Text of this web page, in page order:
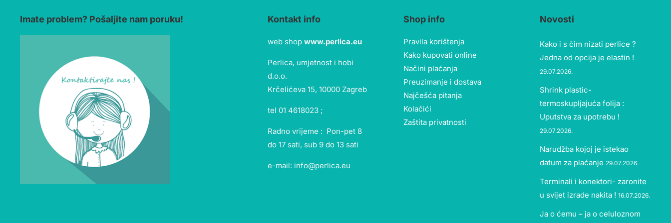
Imate problem? Pošaljite nam poruku! Kontakt info
web shop www.perlica.eu
Perlica, umjetnost i hobi
d.o.o.
Krčelićeva 15, 10000 Zagreb
tel 01 4618023 ;
Radno vrijeme : Pon-pet 8
do 17 sati, sub 9 do 13 sati
e-mail: info@perlica.eu
Shop info
Pravila korištenja
Kako kupovati online
Načini plaćanja
Preuzimanje i dostava
Najčešća pitanja
Kolačići
Zaštita privatnosti
Novosti
Kako i s čim nizati perlice ?
Jedna od opcija je elastin !
29.07.2026.
Shrink plastic-
termoskupljajuća folija :
Uputstva za upotrebu !
29.07.2026.
Narudžba kojoj je istekao
datum za plaćanje 29.07.2026.
Terminali i konektori- zaronite
u svijet izrade nakita ! 16.07.2026.
Ja o ćemu – ja o celuloznom